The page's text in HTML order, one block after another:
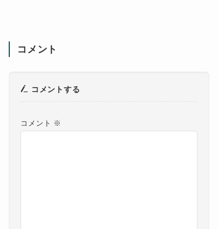
コメント
コメントする
コメント ※